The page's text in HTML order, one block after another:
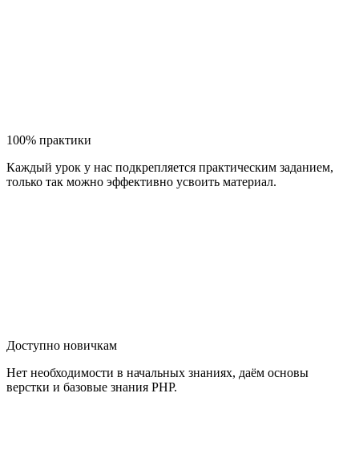
100% практики
Каждый урок у нас подкрепляется практическим заданием,
только так можно эффективно усвоить материал.
Доступно новичкам
Нет необходимости в начальных знаниях, даём основы
верстки и базовые знания PHP.